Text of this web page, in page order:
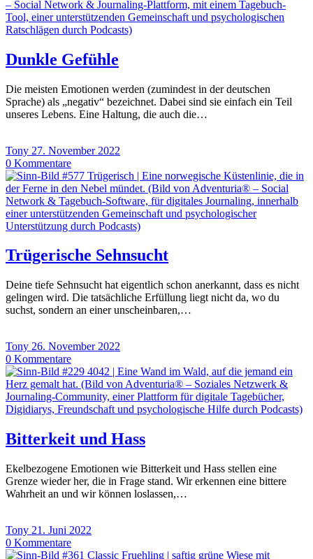
Dunkle Gefühle
Die meisten Emotionen werden (zumindest in der deutschen
Sprache) als „negativ“ bezeichnet. Dabei sind sie einfach ein Teil
unseres Lebens. Eine Haltung, die auch die…
Tony 27. November 2022
0 Kommentare
Trügerische Sehnsucht
Deine tiefe Sehnsucht hat eigentlich schon anerkannt, dass es nicht
gelingen wird. Die tatsächliche Erfüllung liegt nicht da, wo du
suchst, sondern an einer unscheinbaren,…
Tony 26. November 2022
0 Kommentare
Bitterkeit und Hass
Ekelbezogene Emotionen wie Bitterkeit und Hass stellen eine
Grenze wieder her, die in Frage stand. Wir erkennen eine bittere
Wahrheit an und wir können loslassen,…
Tony 21. Juni 2022
0 Kommentare